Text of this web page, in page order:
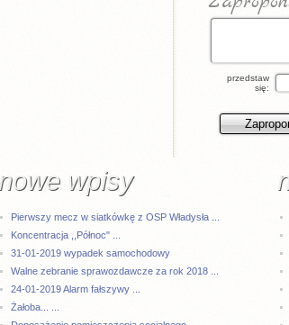
przedstaw
się:
nowe wpisy
Pierwszy mecz w siatkówkę z OSP Władysła ...
Koncentracja ,,Północ" ...
31-01-2019 wypadek samochodowy
Walne zebranie sprawozdawcze za rok 2018 ...
24-01-2019 Alarm fałszywy ...
Żałoba... ...